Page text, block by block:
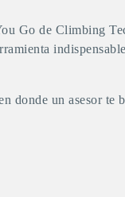
Go de Climbing
donde un asesor te